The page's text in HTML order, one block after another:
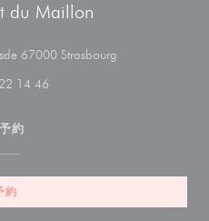
du Maillon
67000 Strasbourg((新しいウィン
14 46
約
約